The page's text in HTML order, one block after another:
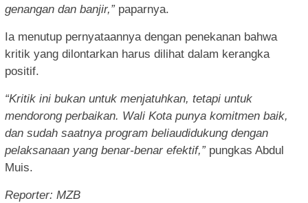
genangan dan banjir,” paparnya.
Ia menutup pernyataannya dengan penekanan bahwa
kritik yang dilontarkan harus dilihat dalam kerangka
positif.
“Kritik ini bukan untuk menjatuhkan, tetapi untuk
mendorong perbaikan. Wali Kota punya komitmen baik,
dan sudah saatnya program beliaudidukung dengan
pelaksanaan yang benar-benar efektif,” pungkas Abdul
Muis.
Reporter: MZB